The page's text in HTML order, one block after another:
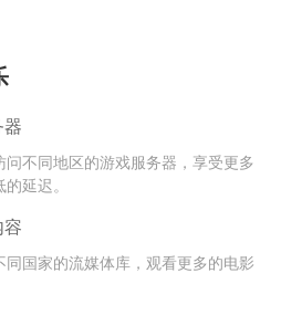
问不同地区的游戏服务器，享受更多
延迟。
同国家的流媒体库，观看更多的电影